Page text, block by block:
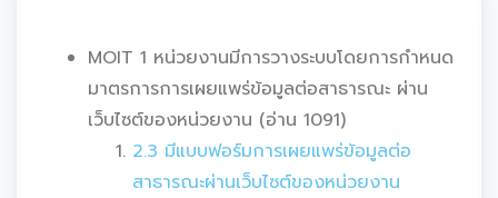
MOIT 1 หน่วยงานมีการวางระบบโดยการกำหนด
มาตรการการเผยแพร่ข้อมูลต่อสาธารณะ ผ่าน
เว็บไซต์ของหน่วยงาน (อ่าน 1091)
2.3 มีแบบฟอร์มการเผยแพร่ข้อมูลต่อ
สาธารณะผ่านเว็บไซต์ของหน่วยงาน